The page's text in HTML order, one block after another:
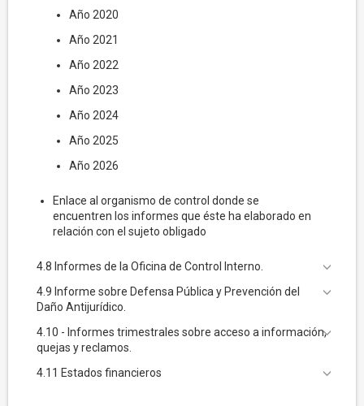
Año 2020
Año 2021
Año 2022
Año 2023
Año 2024
Año 2025
Año 2026
Enlace al organismo de control donde se
encuentren los informes que éste ha elaborado en
relación con el sujeto obligado
4.8 Informes de la Oficina de Control Interno.
4.9 Informe sobre Defensa Pública y Prevención del
Daño Antijurídico.
4.10 - Informes trimestrales sobre acceso a información,
quejas y reclamos.
4.11 Estados financieros